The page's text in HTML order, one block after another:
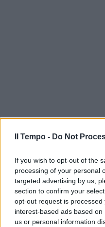
Il Tempo - Do Not
If you wish to opt-out of the
processing of your personal
targeted advertising by us,
section to confirm your
opt-out request is
interest-based ads based
us or personal information